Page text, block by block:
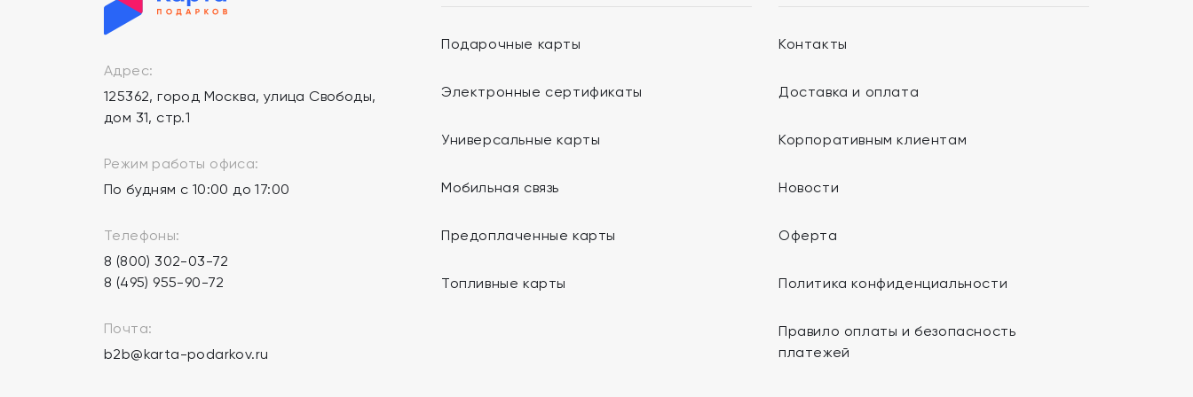
Адрес:
125362, город Москва, улица Свободы,
дом 31, стр.1
Режим работы офиса:
По будням с 10:00 до 17:00
Телефоны:
8 (800) 302-03-72
8 (495) 955-90-72
Почта:
b2b@karta-podarkov.ru
Подарочные карты
Электронные сертификаты
Универсальные карты
Мобильная связь
Предоплаченные карты
Топливные карты
Контакты
Доставка и оплата
Корпоративным клиентам
Новости
Оферта
Политика конфиденциальности
Правило оплаты и безопасность
платежей